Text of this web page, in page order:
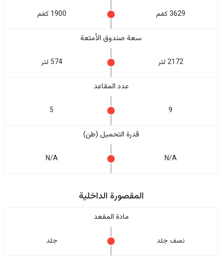
3629 كغم 1900 كغم
سعة صندوق الأمتعة
2172 لتر 574 لتر
عدد المقاعد
9
5
قدرة التحميل (طن)
N/A
N/A
المقصورة الداخلية
مادة المقعد
نصف جلد جلد